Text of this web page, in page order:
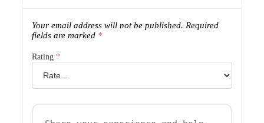
Your email address will not be published. Required
fields are marked *
Rating *